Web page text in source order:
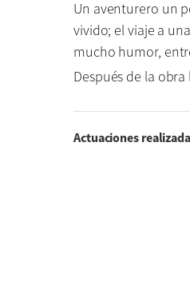
Un aventurero un
vivido; el viaje a
mucho humor,
Después de la
Actuaciones